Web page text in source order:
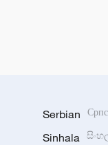
Serbian
Sinhala